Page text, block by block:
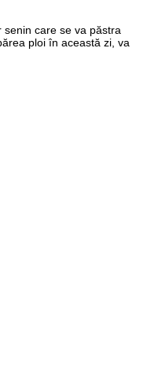
care se va păstra
ploi în această zi, va